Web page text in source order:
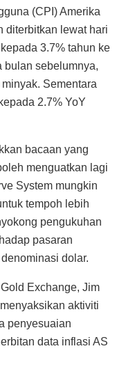
(CPI) Amerika
diterbitkan lewat hari
3.7% tahun ke
bulan sebelumnya,
Sementara
2.7% YoY
bacaan yang
menguatkan lagi
System mungkin
tempoh lebih
pengukuhan
pasaran
dolar.
Exchange, Jim
aktiviti
penyesuaian
data inflasi AS